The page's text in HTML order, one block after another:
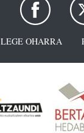
LEGE OHARRA